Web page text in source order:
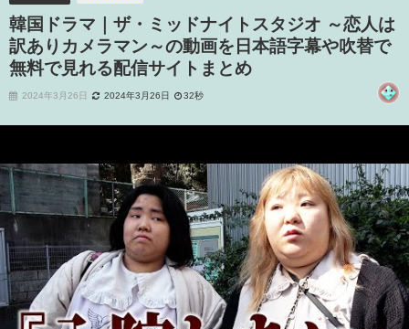
韓国ドラマ｜ザ・ミッドナイトスタジオ ～恋人は
訳ありカメラマン～の動画を日本語字幕や吹替で
無料で見れる配信サイトまとめ
2024年3月26日 2024年3月26日 32秒